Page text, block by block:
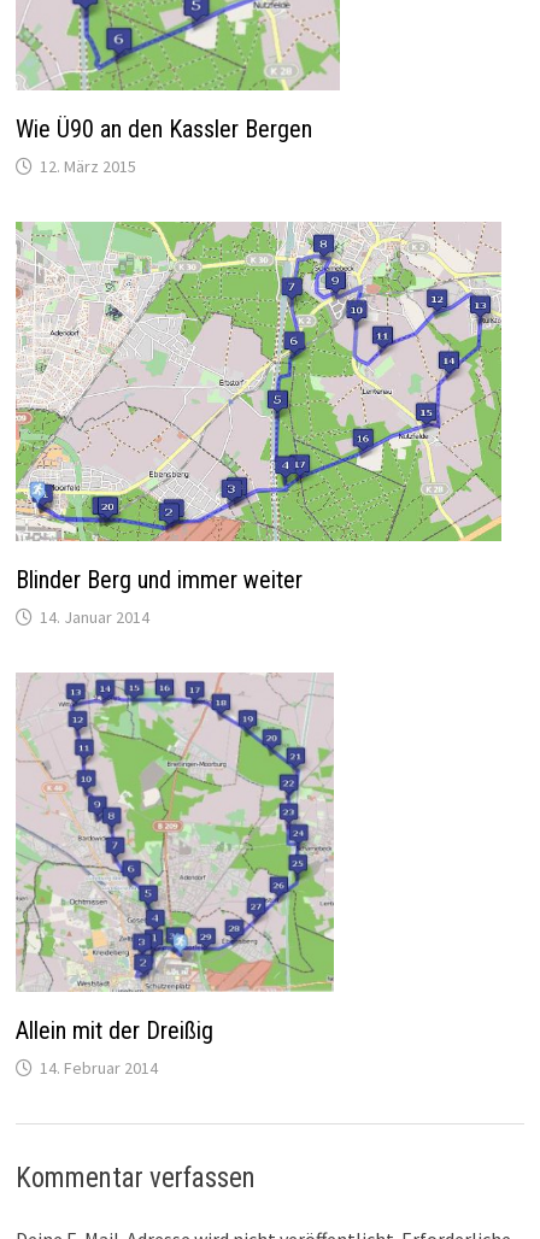
Wie Ü90 an den Kassler Bergen
12. März 2015
Blinder Berg und immer weiter
14. Januar 2014
Allein mit der Dreißig
14. Februar 2014
Kommentar verfassen